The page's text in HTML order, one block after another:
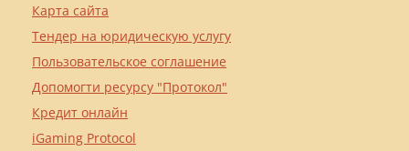
Карта сайта
Тендер на юридическую услугу
Пользовательское соглашение
Допомогти ресурсу "Протокол"
Кредит онлайн
iGaming Protocol